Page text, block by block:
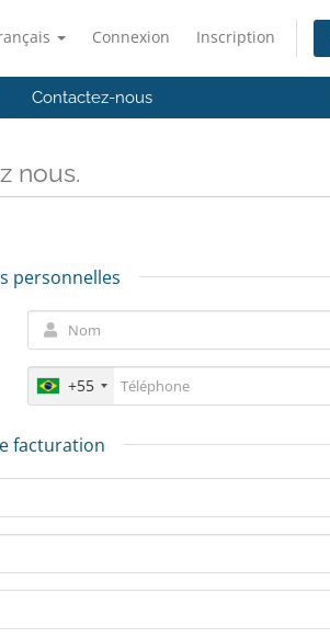
Connexion Inscription
Contactez-nous
nous.
personnelles
+55
facturation